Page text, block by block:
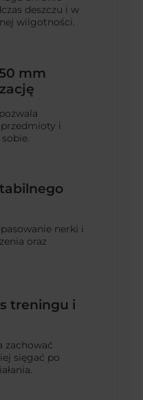
deszczu i w
wilgotności.
mm
i
nerki i
oraz
treningu i
zachować
sięgać po